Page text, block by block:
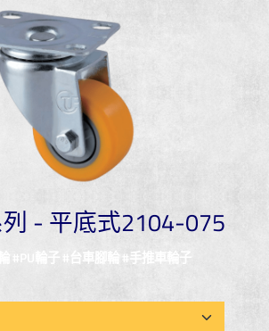
- 平底式2104-075
#PU輪子 #台車腳輪 #手推車輪子